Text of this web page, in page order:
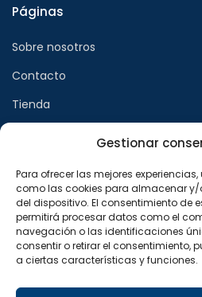
Gestionar
Para ofrecer las mejores
como las cookies para almacenar
del dispositivo. El consentimiento de
permitirá procesar datos como el
navegación o las identificaciones
consentir o retirar el consentimiento,
a ciertas características y funciones.
Páginas
Sobre nosotros
Contacto
Tienda
Aviso legal
Política de privacidad
Política de cookies
Síguenos en